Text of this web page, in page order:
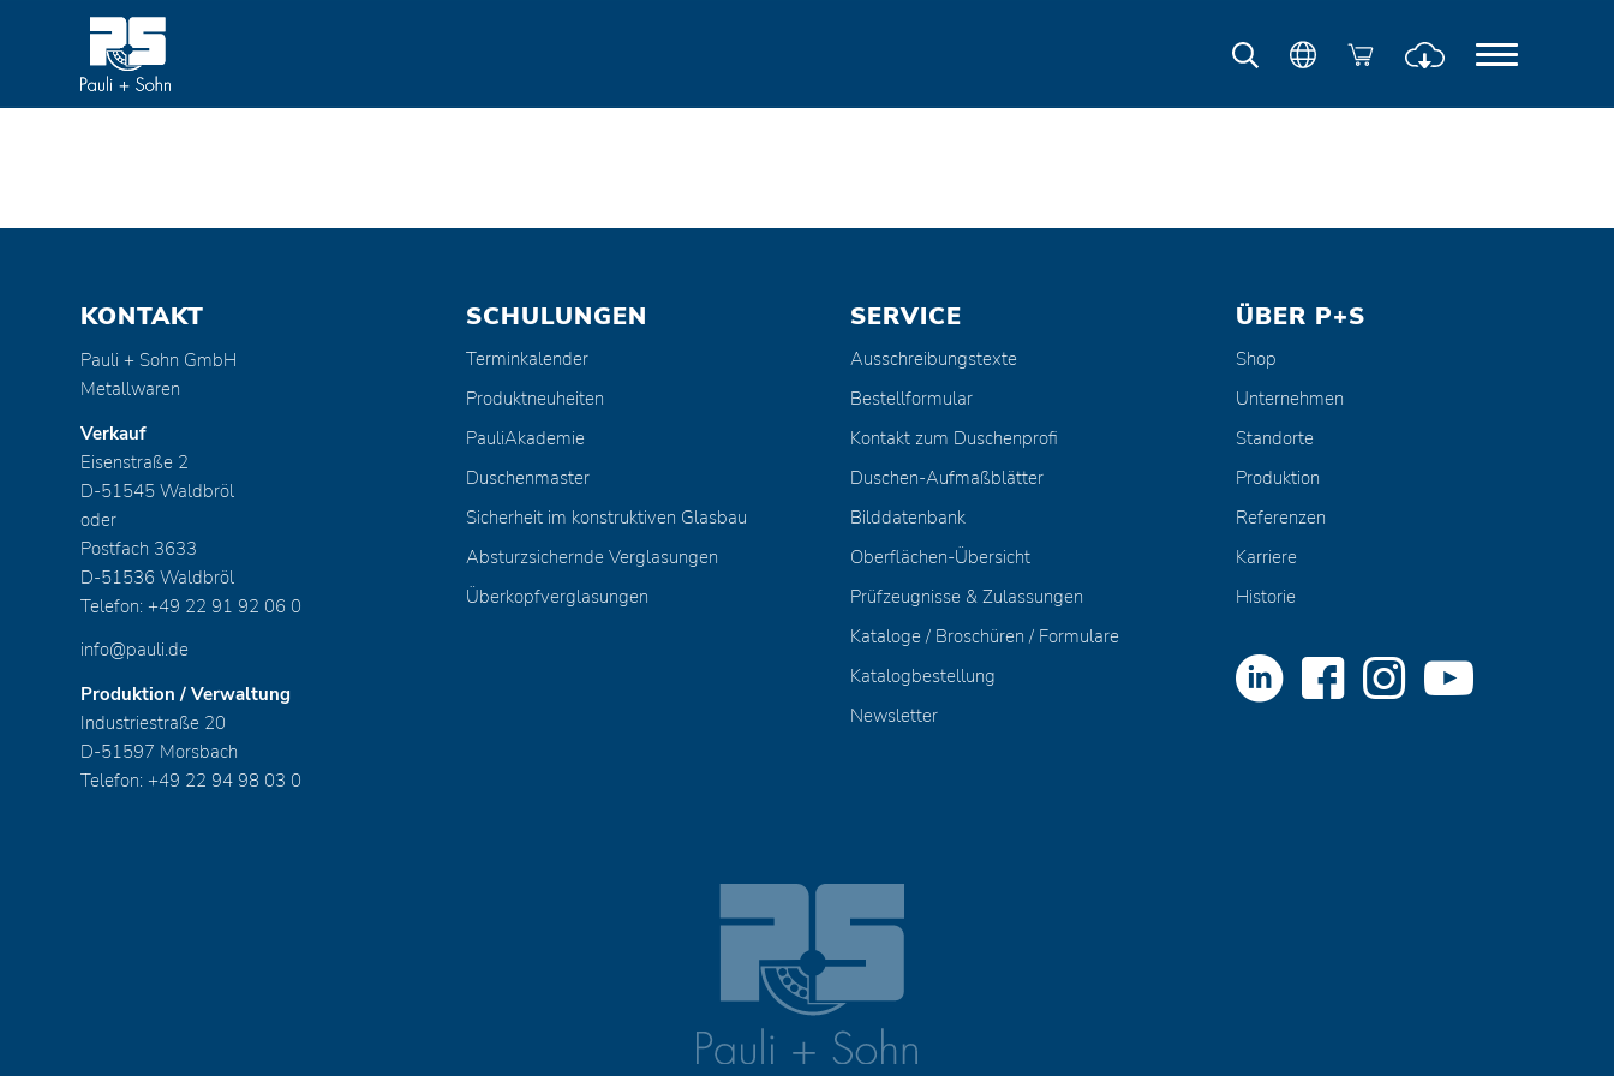
KONTAKT
Pauli + Sohn GmbH
Metallwaren
Verkauf
Eisenstraße 2
D-51545 Waldbröl
oder
Postfach 3633
D-51536 Waldbröl
Telefon: +49 22 91 92 06 0
info@pauli.de
Produktion / Verwaltung
Industriestraße 20
D-51597 Morsbach
Telefon: +49 22 94 98 03 0
SCHULUNGEN
Terminkalender
Produktneuheiten
PauliAkademie
Duschenmaster
Sicherheit im konstruktiven Glasbau
Absturzsichernde Verglasungen
Überkopfverglasungen
SERVICE
Ausschreibungstexte
Bestellformular
Kontakt zum Duschenprofi
Duschen-Aufmaßblätter
Bilddatenbank
Oberflächen-Übersicht
Prüfzeugnisse & Zulassungen
Kataloge / Broschüren / Formulare
Katalogbestellung
Newsletter
ÜBER P+S
Shop
Unternehmen
Standorte
Produktion
Referenzen
Karriere
Historie